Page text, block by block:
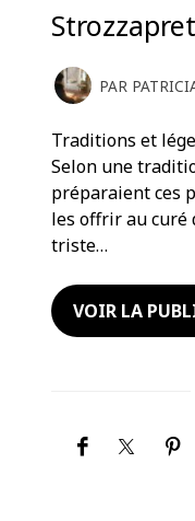
PAR
Traditions et
Selon une
préparaient ces
les offrir au curé
triste…
VOIR LA